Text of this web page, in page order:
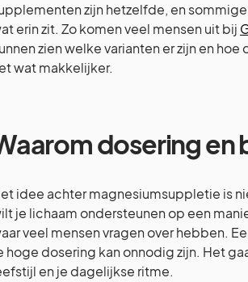
zijn hetzelfde, en
erin zit. Zo komen veel mensen uit bij
zien welke varianten er zijn en
wat makkelijker.
dosering en
idee achter magnesiumsuppletie is
je lichaam ondersteunen op een
veel mensen vragen over hebben.
hoge dosering kan onnodig zijn. Het
en je dagelijkse ritme.